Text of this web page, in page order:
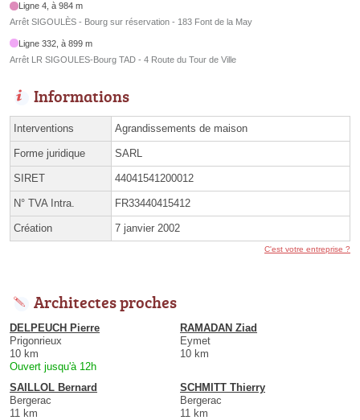
Ligne 4, à 984 m
Arrêt SIGOULÈS - Bourg sur réservation - 183 Font de la May
Ligne 332, à 899 m
Arrêt LR SIGOULES-Bourg TAD - 4 Route du Tour de Ville
Informations
Interventions Agrandissements de maison
Forme juridique SARL
SIRET 44041541200012
N° TVA Intra. FR33440415412
Création 7 janvier 2002
C'est votre entreprise ?
Architectes proches
DELPEUCH Pierre
Prigonrieux
10 km
Ouvert jusqu'à 12h
RAMADAN Ziad
Eymet
10 km
SAILLOL Bernard
Bergerac
11 km
SCHMITT Thierry
Bergerac
11 km